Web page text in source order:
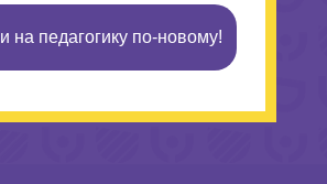
на педагогику по-новому!